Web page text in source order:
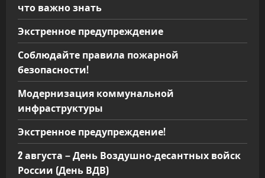
что важно знать
Экстренное предупреждение
Соблюдайте правила пожарной
безопасности!
Модернизация коммунальной
инфраструктуры
Экстренное предупреждение!
2 августа – День Воздушно-десантных войск
России (День ВДВ)